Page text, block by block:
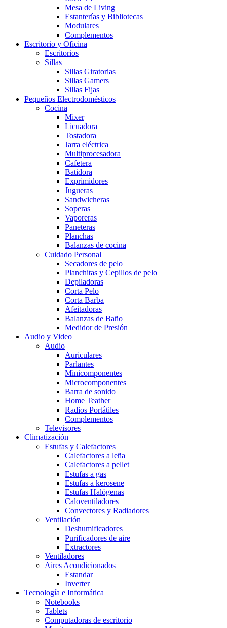
Mesa de Living
Estanterías y Bibliotecas
Modulares
Complementos
Escritorio y Oficina
Escritorios
Sillas
Sillas Giratorias
Sillas Gamers
Sillas Fijas
Pequeños Electrodomésticos
Cocina
Mixer
Licuadora
Tostadora
Jarra eléctrica
Multiprocesadora
Cafetera
Batidora
Exprimidores
Jugueras
Sandwicheras
Soperas
Vaporeras
Paneteras
Planchas
Balanzas de cocina
Cuidado Personal
Secadores de pelo
Planchitas y Cepillos de pelo
Depiladoras
Corta Pelo
Corta Barba
Afeitadoras
Balanzas de Baño
Medidor de Presión
Audio y Video
Audio
Auriculares
Parlantes
Minicomponentes
Microcomponentes
Barra de sonido
Home Teather
Radios Portátiles
Complementos
Televisores
Climatización
Estufas y Calefactores
Calefactores a leña
Calefactores a pellet
Estufas a gas
Estufas a kerosene
Estufas Halógenas
Caloventiladores
Convectores y Radiadores
Ventilación
Deshumificadores
Purificadores de aire
Extractores
Ventiladores
Aires Acondicionados
Estandar
Inverter
Tecnología e Informática
Notebooks
Tablets
Computadoras de escritorio